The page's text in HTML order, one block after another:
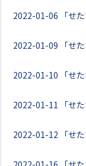
2022-01-06 「せ
2022-01-09 「せ
2022-01-10 「せ
2022-01-11 「せ
2022-01-12 「せ